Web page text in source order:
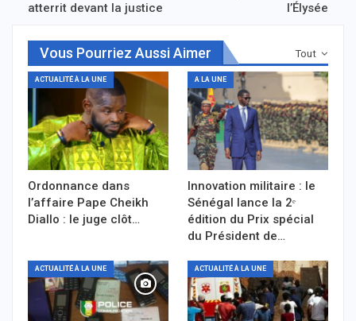
atterrit devant la justice
l’Élysée
Tout
Vous Pourriez Aussi Aimer
ACTUALITÉ À LA UNE
Ordonnance dans
l’affaire Pape Cheikh
Diallo : le juge clôt…
A LA UNE
Innovation militaire : le
Sénégal lance la 2ᵉ
édition du Prix spécial
du Président de…
ACTUALITÉ À LA UNE ACTUALITÉ À LA UNE